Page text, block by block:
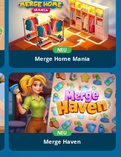
NEU
Merge Home Mania
NEU
Merge Haven